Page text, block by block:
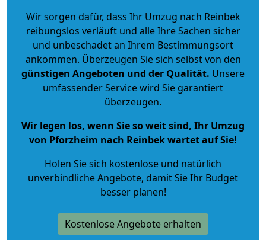
Wir sorgen dafür, dass Ihr Umzug nach Reinbek
reibungslos verläuft und alle Ihre Sachen sicher
und unbeschadet an Ihrem Bestimmungsort
ankommen. Überzeugen Sie sich selbst von den
günstigen Angeboten und der Qualität. Unsere
umfassender Service wird Sie garantiert
überzeugen.
Wir legen los, wenn Sie so weit sind, Ihr Umzug
von Pforzheim nach Reinbek wartet auf Sie!
Holen Sie sich kostenlose und natürlich
unverbindliche Angebote, damit Sie Ihr Budget
besser planen!
Kostenlose Angebote erhalten